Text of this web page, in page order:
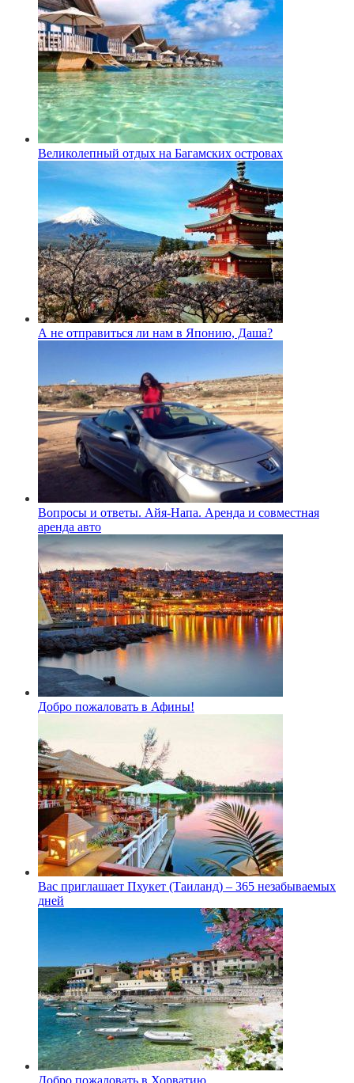
Великолепный отдых на Багамских островах
А не отправиться ли нам в Японию, Даша?
Вопросы и ответы. Айя-Напа. Аренда и совместная
аренда авто
Добро пожаловать в Афины!
Вас приглашает Пхукет (Таиланд) – 365 незабываемых
дней
Добро пожаловать в Хорватию